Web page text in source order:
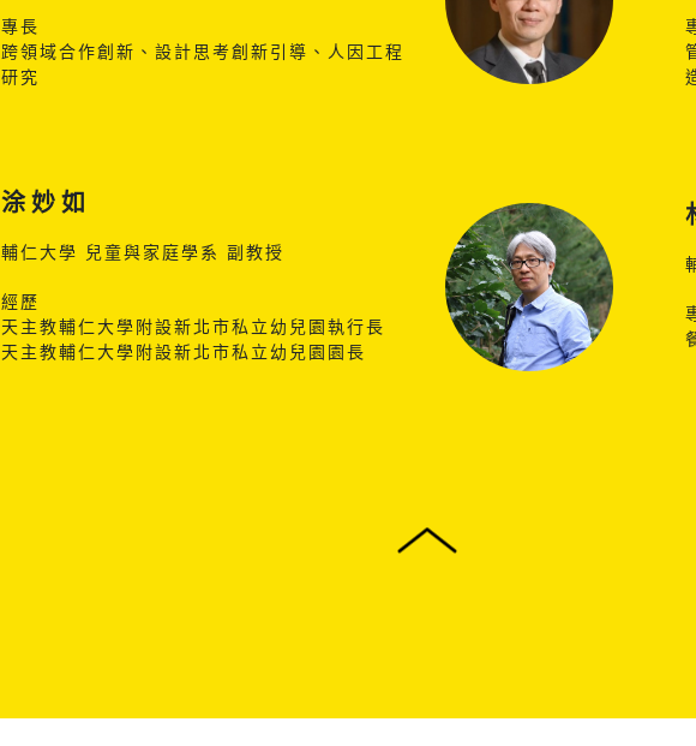
專長
跨領域合作創新、設計思考創新引導、人因工程
研究
涂妙如
輔仁大學 兒童與家庭學系 副教授
經歷
天主教輔仁大學附設新北市私立幼兒園執行長
天主教輔仁大學附設新北市私立幼兒園園長